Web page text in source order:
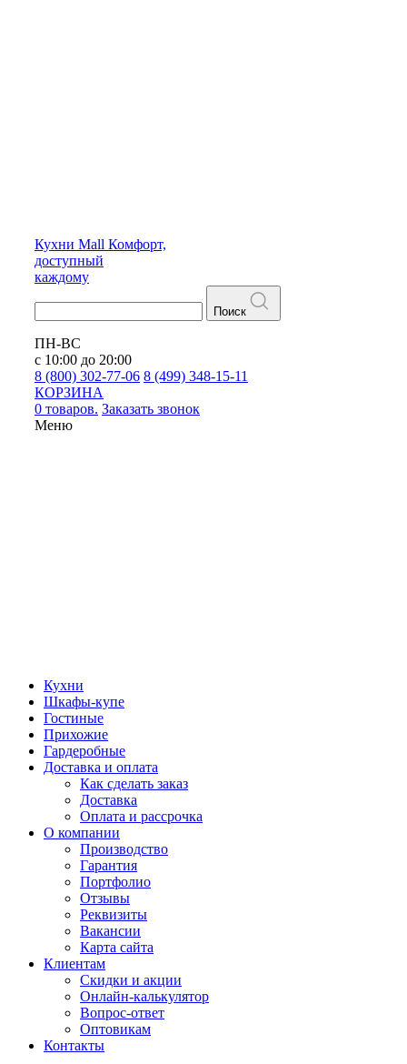
Кухни Mall Комфорт,
доступный
каждому
Поиск
ПН-ВС
с 10:00 до 20:00
8 (800) 302-77-06 8 (499) 348-15-11
КОРЗИНА
0 товаров. Заказать звонок
Меню
Кухни
Шкафы-купе
Гостиные
Прихожие
Гардеробные
Доставка и оплата
Как сделать заказ
Доставка
Оплата и рассрочка
О компании
Производство
Гарантия
Портфолио
Отзывы
Реквизиты
Вакансии
Карта сайта
Клиентам
Скидки и акции
Онлайн-калькулятор
Вопрос-ответ
Оптовикам
Контакты